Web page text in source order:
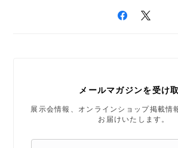
メールマガジンを受け
展示会情報、オンラインショップ掲載情
お届けいたします。